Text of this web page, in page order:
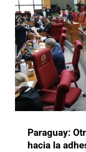
Paraguay:
hacia la